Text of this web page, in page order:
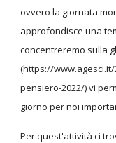
ovvero la giornata
approfondisce una
concentreremo sulla
(https://
pensiero-2022/) vi
giorno per noi
Per quest'attività ci